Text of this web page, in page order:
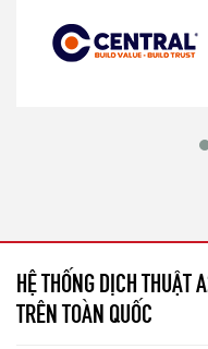
HỆ THỐNG DỊCH THUẬT
TRÊN TOÀN QUỐC